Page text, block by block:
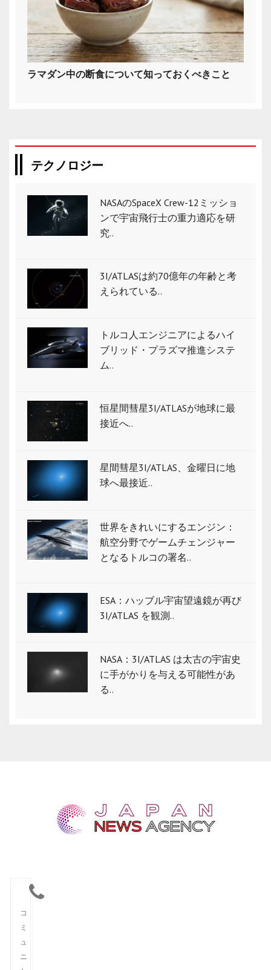
ラマダン中の断食について知っておくべきこと
テクノロジー
NASAのSpaceX Crew-12ミッショ
ンで宇宙飛行士の重力適応を研
究..
3I/ATLASは約70億年の年齢と考
えられている..
トルコ人エンジニアによるハイ
ブリッド・プラズマ推進システ
ム..
恒星間彗星3I/ATLASが地球に最
接近へ..
星間彗星3I/ATLAS、金曜日に地
球へ最接近..
世界をきれいにするエンジン：
航空分野でゲームチェンジャー
となるトルコの署名..
ESA：ハッブル宇宙望遠鏡が再び
3I/ATLAS を観測..
NASA：3I/ATLAS は太古の宇宙史
に手がかりを与える可能性があ
る..
コ
ミ
ュ
ニ